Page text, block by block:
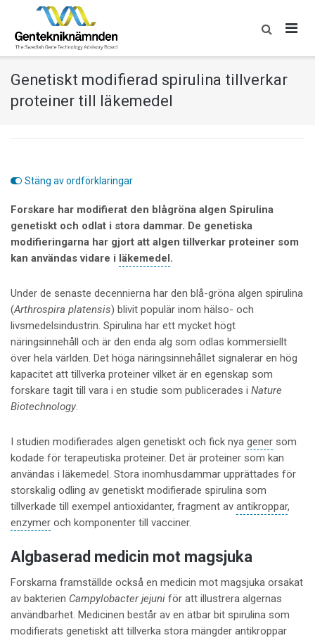
content
Genetiskt modifierad spirulina tillverkar
proteiner till läkemedel
Stäng av ordförklaringar
Forskare har modifierat den blågröna algen Spirulina
genetiskt och odlat i stora dammar. De genetiska
modifieringarna har gjort att algen tillverkar proteiner som
kan användas vidare i läkemedel.
Under de senaste decennierna har den blå-gröna algen spirulina
(Arthrospira platensis) blivit populär inom hälso- och
livsmedelsindustrin. Spirulina har ett mycket högt
näringsinnehåll och är den enda alg som odlas kommersiellt
över hela världen. Det höga näringsinnehållet signalerar en hög
kapacitet att tillverka proteiner vilket är en egenskap som
forskare tagit till vara i en studie som publicerades i Nature
Biotechnology.
I studien modifierades algen genetiskt och fick nya genersom
kodade för terapeutiska proteiner. Det är proteiner som kan
användas i läkemedel. Stora inomhusdammar upprättades för
storskalig odling av genetiskt modifierade spirulina som
tillverkade till exempel antioxidanter, fragment av antikroppar,
enzymeroch komponenter till vacciner.
Algbaserad medicin mot magsjuka
Forskarna framställde också en medicin mot magsjuka orsakat
av bakterien Campylobacter jejuniför att illustrera algernas
användbarhet. Medicinen består av en ätbar bit spirulina som
modifierats genetiskt att tillverka stora mängder antikroppar